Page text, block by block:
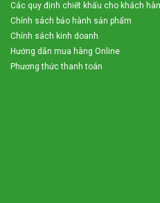
và chế biến thức ăn chăn nuôi
lượng đảm bảo, hơn nữa Công
và bảo hành tốt nhất dành cho
Thông tin dịch vụ tư vấn khách
Các quy định chiết khấu cho khách
Chính sách bảo hành sản phẩm
Chính sách kinh doanh
Hướng dẫn mua hàng Online
Phương thức thanh toán